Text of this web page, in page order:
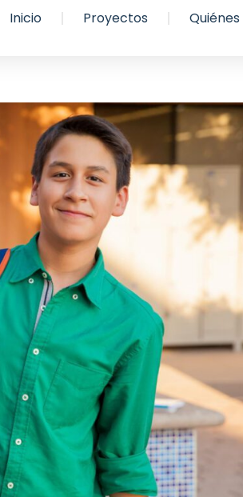
Inicio Proyectos